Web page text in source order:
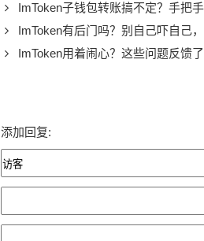
ImToken子钱包转账搞不定？手把
ImToken有后门吗？别自己吓自己
ImToken用着闹心？这些问题反馈了
添加回复: